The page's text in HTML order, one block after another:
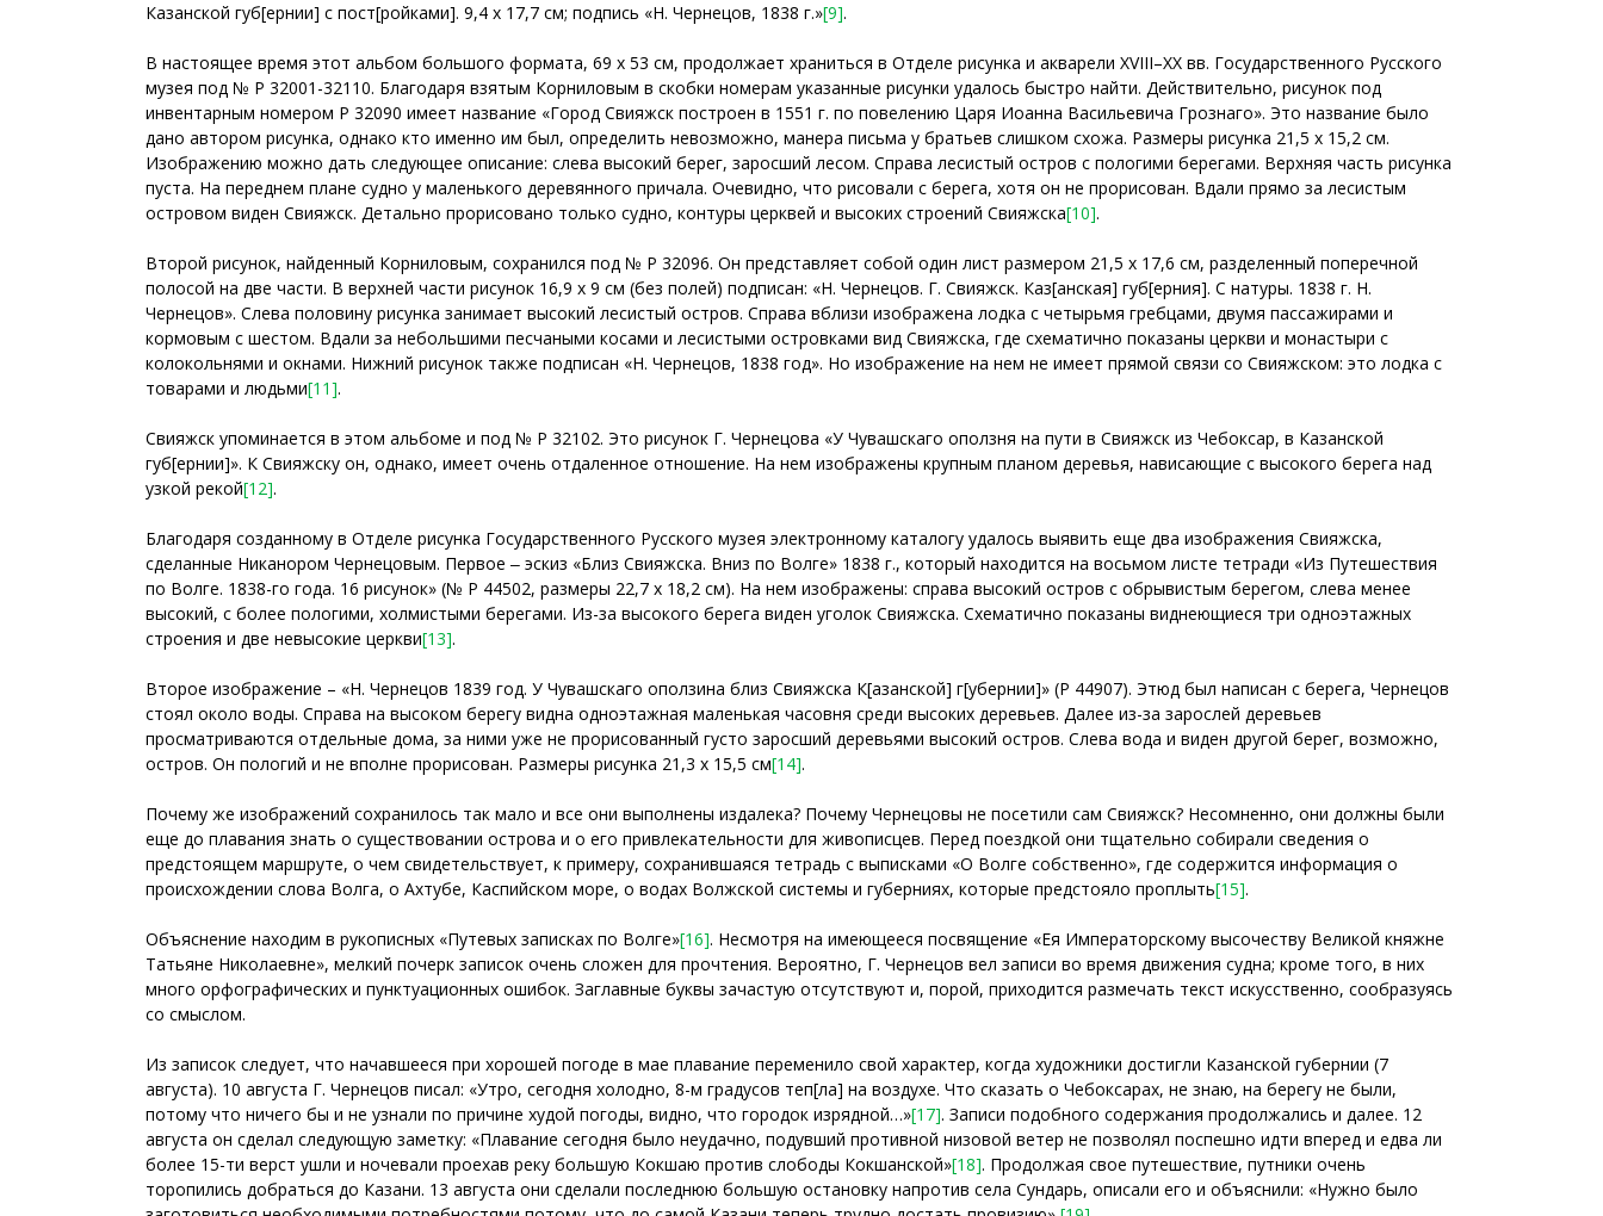
Казанской губ[ернии] с пост[ройками]. 9,4 х 17,7 см; подпись «Н. Чернецов, 1838 г.»[9].
В настоящее время этот альбом большого формата, 69 х 53 см, продолжает храниться в Отделе рисунка и акварели XVIII–XX вв. Государственного Русского
музея под № Р 32001-32110. Благодаря взятым Корниловым в скобки номерам указанные рисунки удалось быстро найти. Действительно, рисунок под
инвентарным номером Р 32090 имеет название «Город Свияжск построен в 1551 г. по повелению Царя Иоанна Васильевича Грознаго». Это название было
дано автором рисунка, однако кто именно им был, определить невозможно, манера письма у братьев слишком схожа. Размеры рисунка 21,5 х 15,2 см.
Изображению можно дать следующее описание: слева высокий берег, заросший лесом. Справа лесистый остров с пологими берегами. Верхняя часть рисунка
пуста. На переднем плане судно у маленького деревянного причала. Очевидно, что рисовали с берега, хотя он не прорисован. Вдали прямо за лесистым
островом виден Свияжск. Детально прорисовано только судно, контуры церквей и высоких строений Свияжска[10].
Второй рисунок, найденный Корниловым, сохранился под № Р 32096. Он представляет собой один лист размером 21,5 х 17,6 см, разделенный поперечной
полосой на две части. В верхней части рисунок 16,9 х 9 см (без полей) подписан: «Н. Чернецов. Г. Свияжск. Каз[анская] губ[ерния]. С натуры. 1838 г. Н.
Чернецов». Слева половину рисунка занимает высокий лесистый остров. Справа вблизи изображена лодка с четырьмя гребцами, двумя пассажирами и
кормовым с шестом. Вдали за небольшими песчаными косами и лесистыми островками вид Свияжска, где схематично показаны церкви и монастыри с
колокольнями и окнами. Нижний рисунок также подписан «Н. Чернецов, 1838 год». Но изображение на нем не имеет прямой связи со Свияжском: это лодка с
товарами и людьми[11].
Свияжск упоминается в этом альбоме и под № Р 32102. Это рисунок Г. Чернецова «У Чувашскаго оползня на пути в Свияжск из Чебоксар, в Казанской
губ[ернии]». К Свияжску он, однако, имеет очень отдаленное отношение. На нем изображены крупным планом деревья, нависающие с высокого берега над
узкой рекой[12].
Благодаря созданному в Отделе рисунка Государственного Русского музея электронному каталогу удалось выявить еще два изображения Свияжска,
сделанные Никанором Чернецовым. Первое ‒ эскиз «Близ Свияжска. Вниз по Волге» 1838 г., который находится на восьмом листе тетради «Из Путешествия
по Волге. 1838-го года. 16 рисунок» (№ Р 44502, размеры 22,7 х 18,2 см). На нем изображены: справа высокий остров с обрывистым берегом, слева менее
высокий, с более пологими, холмистыми берегами. Из-за высокого берега виден уголок Свияжска. Схематично показаны виднеющиеся три одноэтажных
строения и две невысокие церкви[13].
Второе изображение – «Н. Чернецов 1839 год. У Чувашскаго оползина близ Свияжска К[азанской] г[убернии]» (Р 44907). Этюд был написан с берега, Чернецов
стоял около воды. Справа на высоком берегу видна одноэтажная маленькая часовня среди высоких деревьев. Далее из-за зарослей деревьев
просматриваются отдельные дома, за ними уже не прорисованный густо заросший деревьями высокий остров. Слева вода и виден другой берег, возможно,
остров. Он пологий и не вполне прорисован. Размеры рисунка 21,3 х 15,5 см[14].
Почему же изображений сохранилось так мало и все они выполнены издалека? Почему Чернецовы не посетили сам Свияжск? Несомненно, они должны были
еще до плавания знать о существовании острова и о его привлекательности для живописцев. Перед поездкой они тщательно собирали сведения о
предстоящем маршруте, о чем свидетельствует, к примеру, сохранившаяся тетрадь с выписками «О Волге собственно», где содержится информация о
происхождении слова Волга, о Ахтубе, Каспийском море, о водах Волжской системы и губерниях, которые предстояло проплыть[15].
Объяснение находим в рукописных «Путевых записках по Волге»[16]. Несмотря на имеющееся посвящение «Ея Императорскому высочеству Великой княжне
Татьяне Николаевне», мелкий почерк записок очень сложен для прочтения. Вероятно, Г. Чернецов вел записи во время движения судна; кроме того, в них
много орфографических и пунктуационных ошибок. Заглавные буквы зачастую отсутствуют и, порой, приходится размечать текст искусственно, сообразуясь
со смыслом.
Из записок следует, что начавшееся при хорошей погоде в мае плавание переменило свой характер, когда художники достигли Казанской губернии (7
августа). 10 августа Г. Чернецов писал: «Утро, сегодня холодно, 8-м градусов теп[ла] на воздухе. Что сказать о Чебоксарах, не знаю, на берегу не были,
потому что ничего бы и не узнали по причине худой погоды, видно, что городок изрядной…»[17]. Записи подобного содержания продолжались и далее. 12
августа он сделал следующую заметку: «Плавание сегодня было неудачно, подувший противной низовой ветер не позволял поспешно идти вперед и едва ли
более 15-ти верст ушли и ночевали проехав реку большую Кокшаю против слободы Кокшанской»[18]. Продолжая свое путешествие, путники очень
торопились добраться до Казани. 13 августа они сделали последнюю большую остановку напротив села Сундарь, описали его и объяснили: «Нужно было